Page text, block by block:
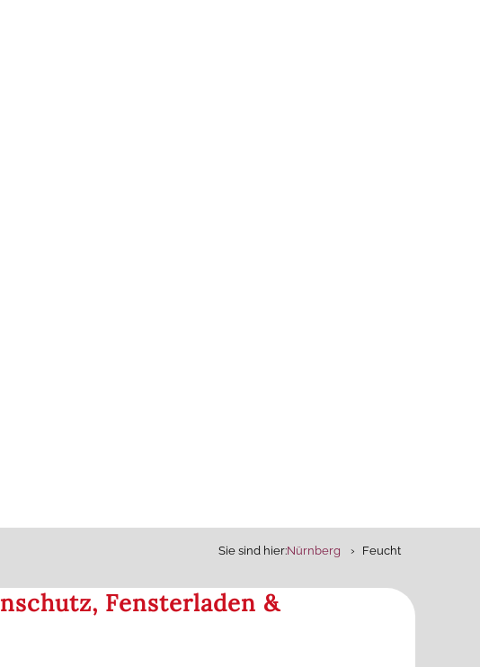
Sie sind hier:Nürnberg Feucht
Fensterladen &